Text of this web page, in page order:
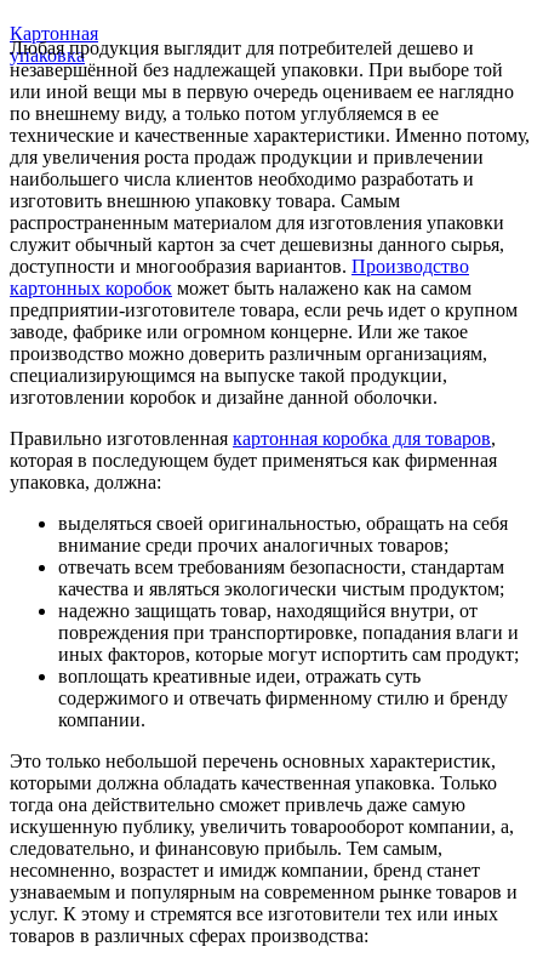
Картонная
упаковка
Любая продукция выглядит для потребителей дешево и
незавершённой без надлежащей упаковки. При выборе той
или иной вещи мы в первую очередь оцениваем ее наглядно
по внешнему виду, а только потом углубляемся в ее
технические и качественные характеристики. Именно потому,
для увеличения роста продаж продукции и привлечении
наибольшего числа клиентов необходимо разработать и
изготовить внешнюю упаковку товара. Самым
распространенным материалом для изготовления упаковки
служит обычный картон за счет дешевизны данного сырья,
доступности и многообразия вариантов. Производство
картонных коробок может быть налажено как на самом
предприятии-изготовителе товара, если речь идет о крупном
заводе, фабрике или огромном концерне. Или же такое
производство можно доверить различным организациям,
специализирующимся на выпуске такой продукции,
изготовлении коробок и дизайне данной оболочки.
Правильно изготовленная картонная коробка для товаров,
которая в последующем будет применяться как фирменная
упаковка, должна:
выделяться своей оригинальностью, обращать на себя
внимание среди прочих аналогичных товаров;
отвечать всем требованиям безопасности, стандартам
качества и являться экологически чистым продуктом;
надежно защищать товар, находящийся внутри, от
повреждения при транспортировке, попадания влаги и
иных факторов, которые могут испортить сам продукт;
воплощать креативные идеи, отражать суть
содержимого и отвечать фирменному стилю и бренду
компании.
Это только небольшой перечень основных характеристик,
которыми должна обладать качественная упаковка. Только
тогда она действительно сможет привлечь даже самую
искушенную публику, увеличить товарооборот компании, а,
следовательно, и финансовую прибыль. Тем самым,
несомненно, возрастет и имидж компании, бренд станет
узнаваемым и популярным на современном рынке товаров и
услуг. К этому и стремятся все изготовители тех или иных
товаров в различных сферах производства: